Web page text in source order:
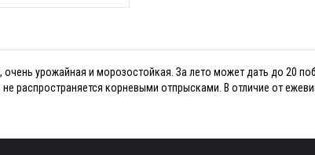
урожайная и морозостойкая. За лето может дать до 20
распространяется корневыми отпрысками. В отличие от